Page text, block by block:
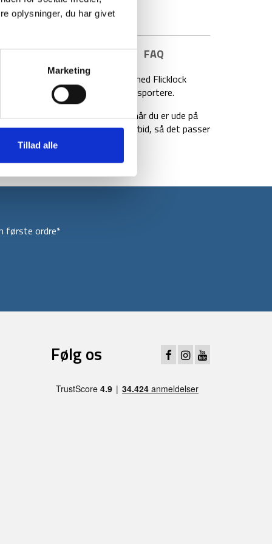
oplysninger, du har givet
Marketing
Tillad alle
INFORMATION BRAND FAQ
De har et foldbart design med Flicklock
at pakke sammen og transportere.
for en behagelig oplevelse, når du er ude på
Tech Tips i gummi og karbid, så det passer
første ordre*
Følg os